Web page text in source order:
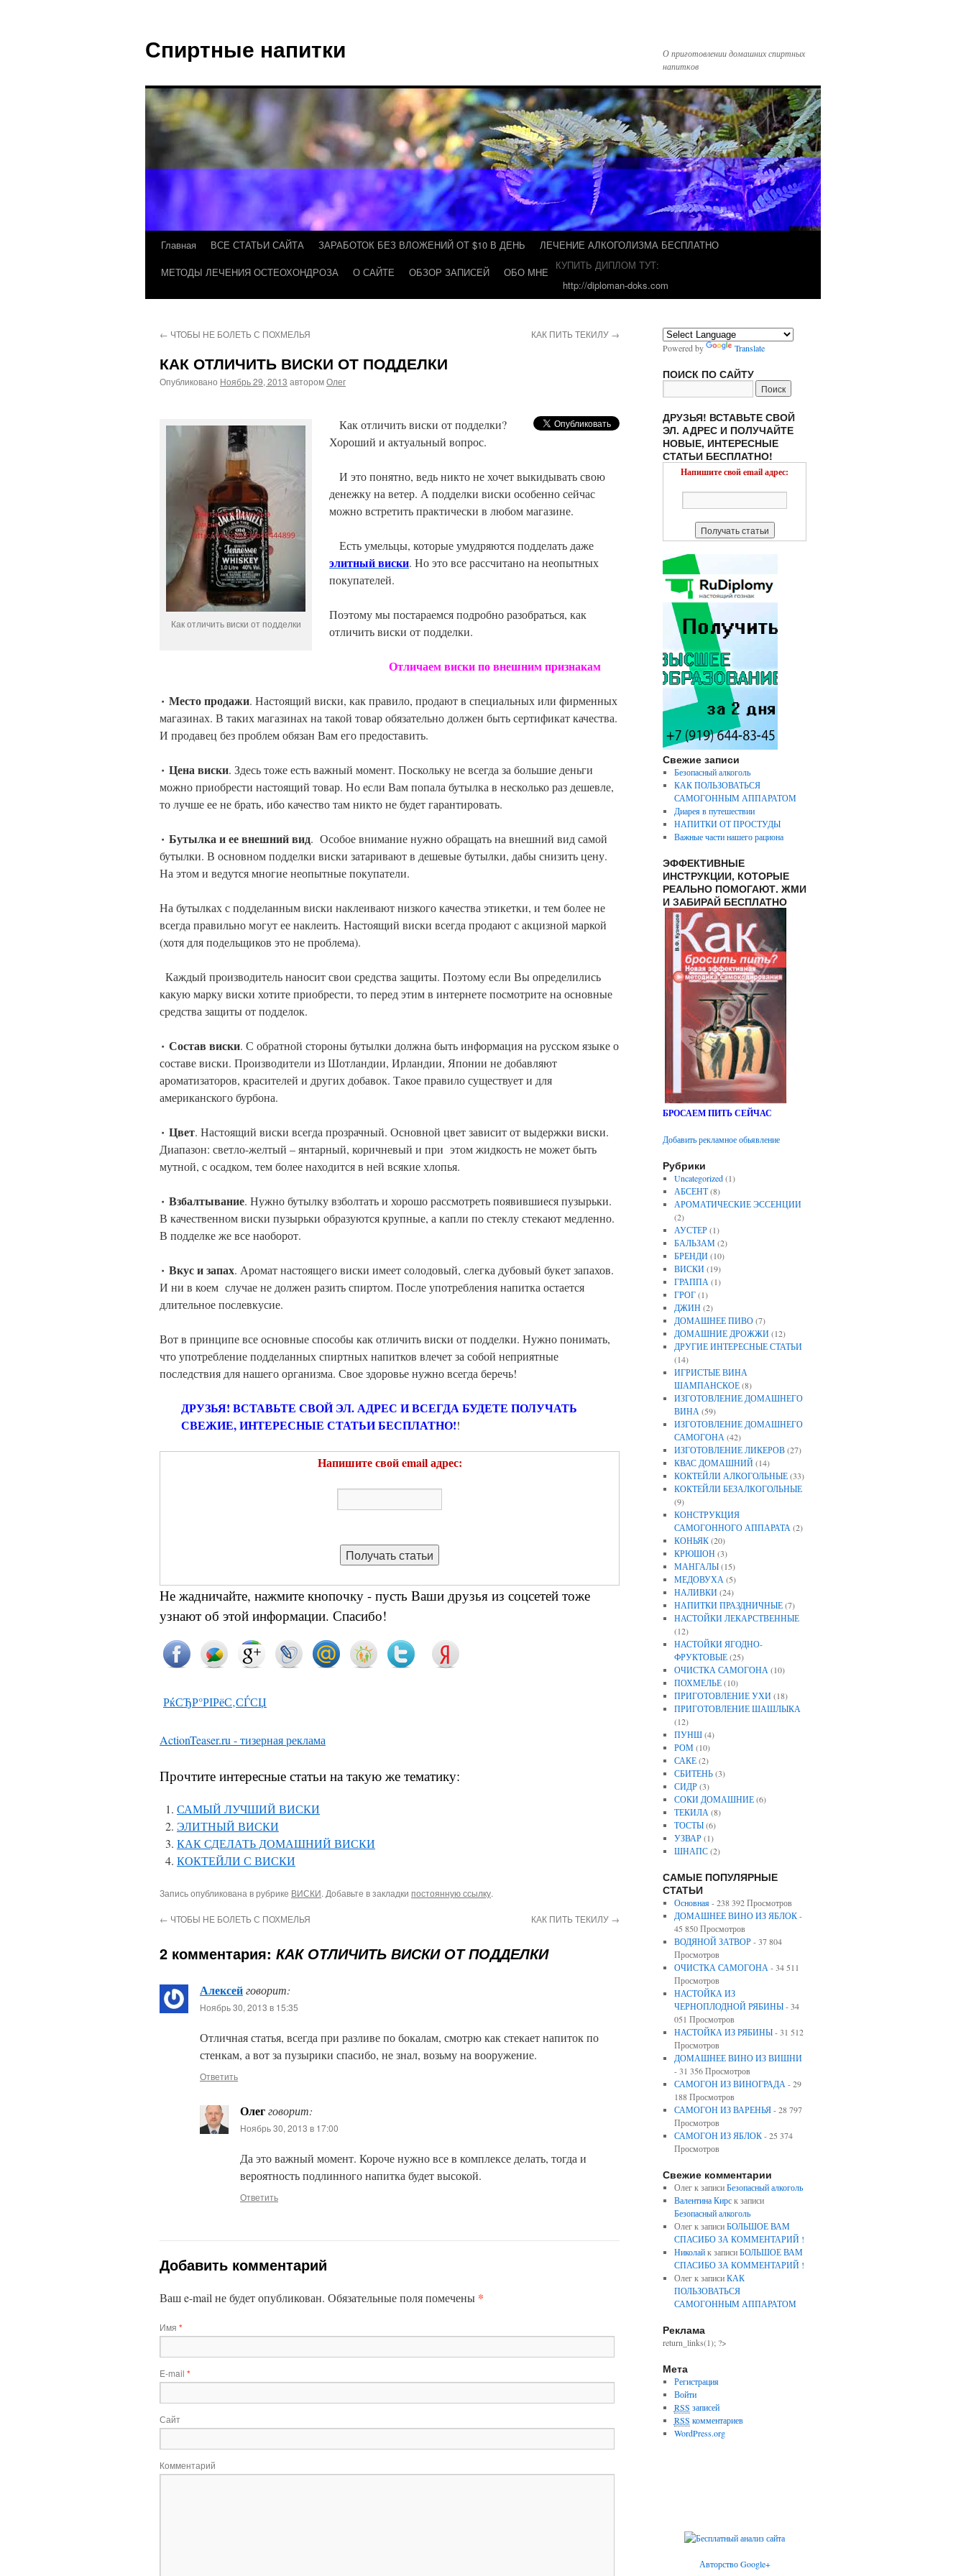
Спиртные напитки
О приготовлении домашних спиртных
напитков
Главная ВСЕ СТАТЬИ САЙТА ЗАРАБОТОК БЕЗ ВЛОЖЕНИЙ ОТ $10 В ДЕНЬ
ЛЕЧЕНИЕ АЛКОГОЛИЗМА БЕСПЛАТНО
МЕТОДЫ ЛЕЧЕНИЯ ОСТЕОХОНДРОЗА
О САЙТЕ ОБЗОР ЗАПИСЕЙ ОБО МНЕ
КУПИТЬ ДИПЛОМ ТУТ:
http://diploman-doks.com
← ЧТОБЫ НЕ БОЛЕТЬ С ПОХМЕЛЬЯ КАК ПИТЬ ТЕКИЛУ →
КАК ОТЛИЧИТЬ ВИСКИ ОТ ПОДДЕЛКИ
Опубликовано Ноябрь 29, 2013 авторомОлег
Как отличить виски от подделки
Как отличить виски от подделки?
Хороший и актуальный вопрос.
И это понятно, ведь никто не хочет выкидывать свою
денежку на ветер. А подделки виски особенно сейчас
можно встретить практически в любом магазине.
Есть умельцы, которые умудряются подделать даже
элитный виски. Но это все рассчитано на неопытных
покупателей.
Поэтому мы постараемся подробно разобраться, как
отличить виски от подделки.
Отличаем виски по внешним признакам
٠ Место продажи. Настоящий виски, как правило, продают в специальных или фирменных
магазинах. В таких магазинах на такой товар обязательно должен быть сертификат качества.
И продавец без проблем обязан Вам его предоставить.
٠ Цена виски. Здесь тоже есть важный момент. Поскольку не всегда за большие деньги
можно приобрести настоящий товар. Но если Вам попала бутылка в несколько раз дешевле,
то лучше ее не брать, ибо качество там никто не будет гарантировать.
٠ Бутылка и ее внешний вид. Особое внимание нужно обращать на внешний вид самой
бутылки. В основном подделки виски затаривают в дешевые бутылки, дабы снизить цену.
На этом и ведутся многие неопытные покупатели.
На бутылках с подделанным виски наклеивают низкого качества этикетки, и тем более не
всегда правильно могут ее наклеить. Настоящий виски всегда продают с акцизной маркой
(хотя для подельщиков это не проблема).
Каждый производитель наносит свои средства защиты. Поэтому если Вы определились
какую марку виски хотите приобрести, то перед этим в интернете посмотрите на основные
средства защиты от подделок.
٠ Состав виски. С обратной стороны бутылки должна быть информация на русском языке о
составе виски. Производители из Шотландии, Ирландии, Японии не добавляют
ароматизаторов, красителей и других добавок. Такое правило существует и для
американского бурбона.
٠ Цвет. Настоящий виски всегда прозрачный. Основной цвет зависит от выдержки виски.
Диапазон: светло-желтый – янтарный, коричневый и при этом жидкость не может быть
мутной, с осадком, тем более находится в ней всякие хлопья.
٠ Взбалтывание. Нужно бутылку взболтать и хорошо рассмотреть появившиеся пузырьки.
В качественном виски пузырьки образуются крупные, а капли по стеклу стекают медленно.
В подделке же все наоборот.
٠ Вкус и запах. Аромат настоящего виски имеет солодовый, слегка дубовый букет запахов.
И ни в коем случае не должен разить спиртом. После употребления напитка остается
длительное послевкусие.
Вот в принципе все основные способы как отличить виски от подделки. Нужно понимать,
что употребление подделанных спиртных напитков влечет за собой неприятные
последствия для нашего организма. Свое здоровье нужно всегда беречь!
ДРУЗЬЯ! ВСТАВЬТЕ СВОЙ ЭЛ. АДРЕС И ВСЕГДА БУДЕТЕ ПОЛУЧАТЬ
СВЕЖИЕ, ИНТЕРЕСНЫЕ СТАТЬИ БЕСПЛАТНО!!
Напишите свой email адрес:
Не жадничайте, нажмите кнопочку - пусть Ваши друзья из соцсетей тоже
узнают об этой информации. Спасибо!
РќСЂР°РІРёС‚СЃСЏ
ActionTeaser.ru - тизерная реклама
Прочтите интересные статьи на такую же тематику:
САМЫЙ ЛУЧШИЙ ВИСКИ
ЭЛИТНЫЙ ВИСКИ
КАК СДЕЛАТЬ ДОМАШНИЙ ВИСКИ
КОКТЕЙЛИ С ВИСКИ
Запись опубликована в рубрике ВИСКИ. Добавьте в закладки постоянную ссылку.
← ЧТОБЫ НЕ БОЛЕТЬ С ПОХМЕЛЬЯ КАК ПИТЬ ТЕКИЛУ →
2 комментария: КАК ОТЛИЧИТЬ ВИСКИ ОТ ПОДДЕЛКИ
Алексейговорит:
Ноябрь 30, 2013 в 15:35
Отличная статья, всегда при разливе по бокалам, смотрю как стекает напиток по
стенкам, а вот за пузырики спасибо, не знал, возьму на вооружение.
Ответить
Олегговорит:
Ноябрь 30, 2013 в 17:00
Да это важный момент. Короче нужно все в комплексе делать, тогда и
вероятность подлинного напитка будет высокой.
Ответить
Добавить комментарий
Ваш e-mail не будет опубликован. Обязательные поля помечены *
Имя *
E-mail *
Сайт
Комментарий
Powered by Translate
ПОИСК ПО САЙТУ
ДРУЗЬЯ! ВСТАВЬТЕ СВОЙ
ЭЛ. АДРЕС И ПОЛУЧАЙТЕ
НОВЫЕ, ИНТЕРЕСНЫЕ
СТАТЬИ БЕСПЛАТНО!
Напишите свой email адрес:
Свежие записи
Безопасный алкоголь
КАК ПОЛЬЗОВАТЬСЯ
САМОГОННЫМ АППАРАТОМ
Диарея в путешествии
НАПИТКИ ОТ ПРОСТУДЫ
Важные части нашего рациона
ЭФФЕКТИВНЫЕ
ИНСТРУКЦИИ, КОТОРЫЕ
РЕАЛЬНО ПОМОГАЮТ. ЖМИ
И ЗАБИРАЙ БЕСПЛАТНО
БРОСАЕМ ПИТЬ СЕЙЧАС
Добавить рекламное обьявление
Рубрики
Uncategorized(1)
АБСЕНТ(8)
АРОМАТИЧЕСКИЕ ЭССЕНЦИИ
(2)
АУСТЕР(1)
БАЛЬЗАМ(2)
БРЕНДИ(10)
ВИСКИ(19)
ГРАППА(1)
ГРОГ(1)
ДЖИН(2)
ДОМАШНЕЕ ПИВО(7)
ДОМАШНИЕ ДРОЖЖИ(12)
ДРУГИЕ ИНТЕРЕСНЫЕ СТАТЬИ
(14)
ИГРИСТЫЕ ВИНА
ШАМПАНСКОЕ(8)
ИЗГОТОВЛЕНИЕ ДОМАШНЕГО
ВИНА(59)
ИЗГОТОВЛЕНИЕ ДОМАШНЕГО
САМОГОНА(42)
ИЗГОТОВЛЕНИЕ ЛИКЕРОВ(27)
КВАС ДОМАШНИЙ(14)
КОКТЕЙЛИ АЛКОГОЛЬНЫЕ(33)
КОКТЕЙЛИ БЕЗАЛКОГОЛЬНЫЕ
(9)
КОНСТРУКЦИЯ
САМОГОННОГО АППАРАТА(2)
КОНЬЯК(20)
КРЮШОН(3)
МАНГАЛЫ(15)
МЕДОВУХА(5)
НАЛИВКИ(24)
НАПИТКИ ПРАЗДНИЧНЫЕ(7)
НАСТОЙКИ ЛЕКАРСТВЕННЫЕ
(12)
НАСТОЙКИ ЯГОДНО-
ФРУКТОВЫЕ(25)
ОЧИСТКА САМОГОНА(10)
ПОХМЕЛЬЕ(10)
ПРИГОТОВЛЕНИЕ УХИ(18)
ПРИГОТОВЛЕНИЕ ШАШЛЫКА
(12)
ПУНШ(4)
РОМ(10)
САКЕ(2)
СБИТЕНЬ(3)
СИДР(3)
СОКИ ДОМАШНИЕ(6)
ТЕКИЛА(8)
ТОСТЫ(6)
УЗВАР(1)
ШНАПС(2)
САМЫЕ ПОПУЛЯРНЫЕ
СТАТЬИ
Основная- 238 392 Просмотров
ДОМАШНЕЕ ВИНО ИЗ ЯБЛОК-
45 850 Просмотров
ВОДЯНОЙ ЗАТВОР- 37 804
Просмотров
ОЧИСТКА САМОГОНА- 34 511
Просмотров
НАСТОЙКА ИЗ
ЧЕРНОПЛОДНОЙ РЯБИНЫ- 34
051 Просмотров
НАСТОЙКА ИЗ РЯБИНЫ- 31 512
Просмотров
ДОМАШНЕЕ ВИНО ИЗ ВИШНИ
- 31 356 Просмотров
САМОГОН ИЗ ВИНОГРАДА- 29
188 Просмотров
САМОГОН ИЗ ВАРЕНЬЯ- 28 797
Просмотров
САМОГОН ИЗ ЯБЛОК- 25 374
Просмотров
Свежие комментарии
Олег к записиБезопасный алкоголь
Валентина Кирск записи
Безопасный алкоголь
Олег к записиБОЛЬШОЕ ВАМ
СПАСИБО ЗА КОММЕНТАРИЙ !
Николайк записиБОЛЬШОЕ ВАМ
СПАСИБО ЗА КОММЕНТАРИЙ !
Олег к записиКАК
ПОЛЬЗОВАТЬСЯ
САМОГОННЫМ АППАРАТОМ
Реклама
return_links(1); ?>
Мета
Регистрация
Войти
RSS записей
RSS комментариев
WordPress.org
Авторство Google+